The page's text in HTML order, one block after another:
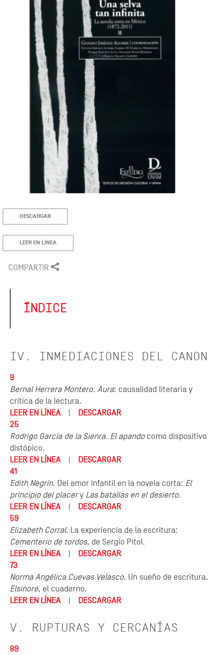
DESCARGAR
LEER EN LÍNEA
COMPARTIR
ÍNDICE
IV. INMEDIACIONES DEL CANON
9
Bernal Herrera Montero. Aura: causalidad literaria y
crítica de la lectura.
LEER EN LÍNEA
DESCARGAR
25
Rodrigo García de la Sienra. El apandocomo dispositivo
distópico.
LEER EN LÍNEA
DESCARGAR
41
Edith Negrín. Del amor infantil en la novela corta: El
principio del placery Las batallas en el desierto.
LEER EN LÍNEA
DESCARGAR
59
Elizabeth Corral. La experiencia de la escritura:
Cementerio de tordos, de Sergio Pitol.
LEER EN LÍNEA
DESCARGAR
73
Norma Angélica Cuevas Velasco. Un sueño de escritura.
Elsinore, el cuaderno.
LEER EN LÍNEA
DESCARGAR
V. RUPTURAS Y CERCANÍAS
89